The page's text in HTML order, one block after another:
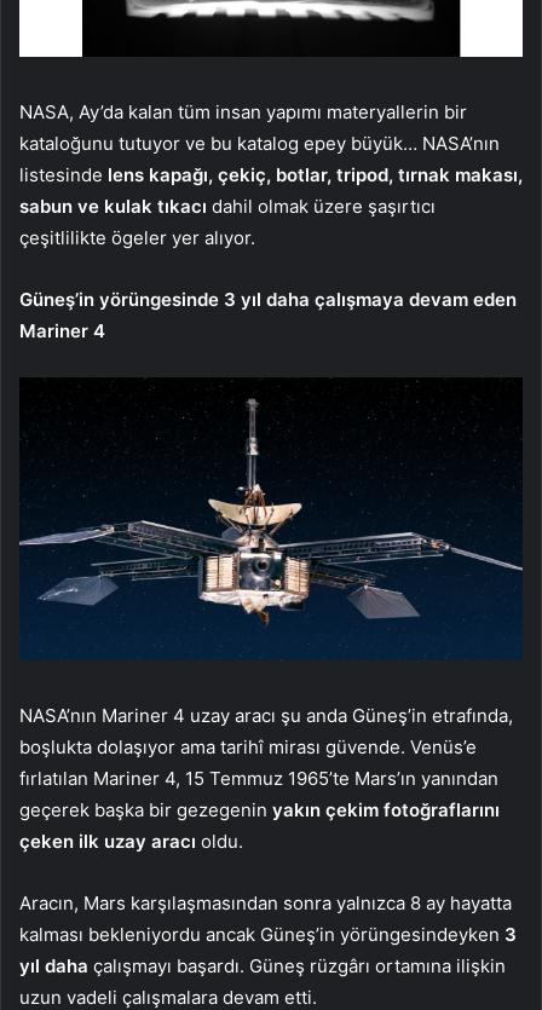
NASA, Ay’da kalan tüm insan yapımı materyallerin bir
kataloğunu tutuyor ve bu katalog epey büyük… NASA’nın
listesinde lens kapağı, çekiç, botlar, tripod, tırnak makası,
sabun ve kulak tıkacı dahil olmak üzere şaşırtıcı
çeşitlilikte ögeler yer alıyor.
Güneş’in yörüngesinde 3 yıl daha çalışmaya devam eden
Mariner 4
NASA’nın Mariner 4 uzay aracı şu anda Güneş’in etrafında,
boşlukta dolaşıyor ama tarihî mirası güvende. Venüs’e
fırlatılan Mariner 4, 15 Temmuz 1965’te Mars’ın yanından
geçerek başka bir gezegenin yakın çekim fotoğraflarını
çeken ilk uzay aracı oldu.
Aracın, Mars karşılaşmasından sonra yalnızca 8 ay hayatta
kalması bekleniyordu ancak Güneş’in yörüngesindeyken 3
yıl daha çalışmayı başardı. Güneş rüzgârı ortamına ilişkin
uzun vadeli çalışmalara devam etti.